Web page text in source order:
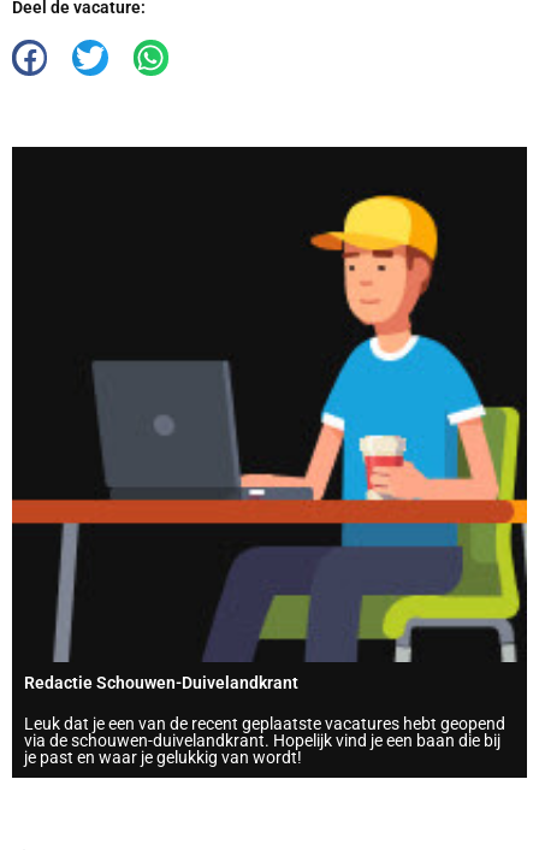
Deel de vacature:
Redactie Schouwen-Duivelandkrant
Leuk dat je een van de recent geplaatste vacatures hebt geopend
via de schouwen-duivelandkrant. Hopelijk vind je een baan die bij
je past en waar je gelukkig van wordt!